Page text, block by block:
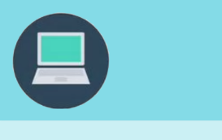
Перейти
к
содержимому